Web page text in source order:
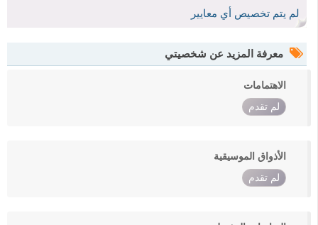
لم يتم تخصيص أي معايير
معرفة المزيد عن شخصيتي
الاهتمامات
لم تقدم
الأذواق الموسيقية
لم تقدم